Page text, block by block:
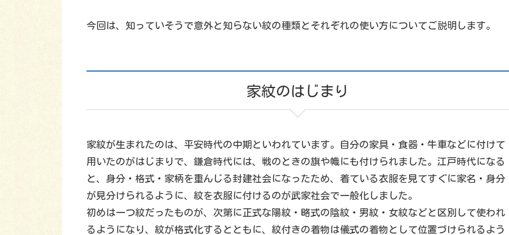
今回は、知っていそうで意外と知らない紋の種類とそれぞれの使い方についてご説明します。
家紋のはじまり
家紋が生まれたのは、平安時代の中期といわれています。自分の家具・食器・牛車などに付けて
用いたのがはじまりで、鎌倉時代には、戦のときの旗や幟にも付けられました。江戸時代になる
と、身分・格式・家柄を重んじる封建社会になったため、着ている衣服を見てすぐに家名・身分
が見分けられるように、紋を衣服に付けるのが武家社会で一般化しました。
初めは一つ紋だったものが、次第に正式な陽紋・略式の陰紋・男紋・女紋などと区別して使われ
るようになり、紋が格式化するとともに、紋付きの着物は儀式の着物として位置づけられるよう